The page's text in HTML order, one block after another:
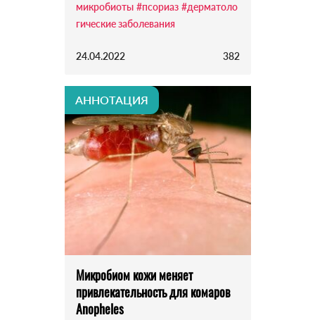
микробиоты #псориаз #дерматоло
гические заболевания
24.04.2022 382
АННОТАЦИЯ
Микробиом кожи меняет
привлекательность для комаров
Anopheles